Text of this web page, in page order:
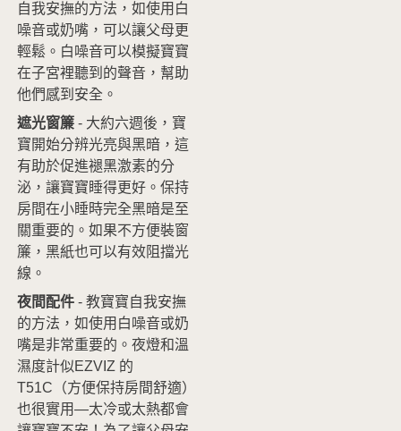
自我安撫的方法，如使用白
噪音或奶嘴，可以讓父母更
輕鬆。白噪音可以模擬寶寶
在子宮裡聽到的聲音，幫助
他們感到安全。
遮光窗簾 - 大約六週後，寶
寶開始分辨光亮與黑暗，這
有助於促進褪黑激素的分
泌，讓寶寶睡得更好。保持
房間在小睡時完全黑暗是至
關重要的。如果不方便裝窗
簾，黑紙也可以有效阻擋光
線。
夜間配件 - 教寶寶自我安撫
的方法，如使用白噪音或奶
嘴是非常重要的。夜燈和溫
濕度計似EZVIZ 的
T51C （方便保持房間舒適）
也很實用—太冷或太熱都會